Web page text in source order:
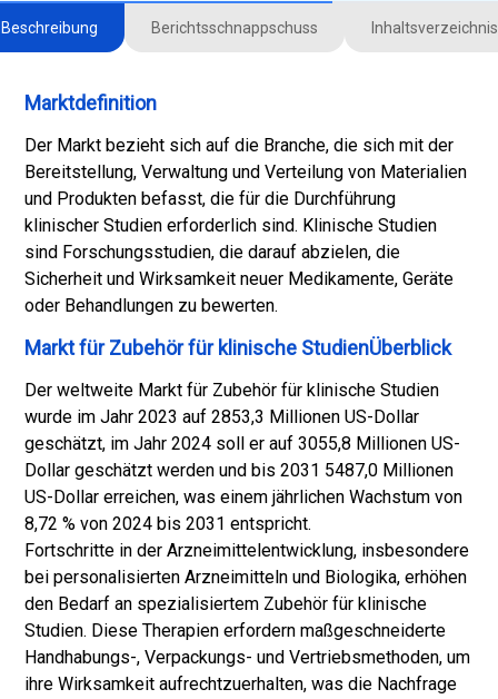
Beschreibung Berichtsschnappschuss Inhaltsverzeichnis
Marktdefinition
Der Markt bezieht sich auf die Branche, die sich mit der
Bereitstellung, Verwaltung und Verteilung von Materialien
und Produkten befasst, die für die Durchführung
klinischer Studien erforderlich sind. Klinische Studien
sind Forschungsstudien, die darauf abzielen, die
Sicherheit und Wirksamkeit neuer Medikamente, Geräte
oder Behandlungen zu bewerten.
Markt für Zubehör für klinische StudienÜberblick
Der weltweite Markt für Zubehör für klinische Studien
wurde im Jahr 2023 auf 2853,3 Millionen US-Dollar
geschätzt, im Jahr 2024 soll er auf 3055,8 Millionen US-
Dollar geschätzt werden und bis 2031 5487,0 Millionen
US-Dollar erreichen, was einem jährlichen Wachstum von
8,72 % von 2024 bis 2031 entspricht.
Fortschritte in der Arzneimittelentwicklung, insbesondere
bei personalisierten Arzneimitteln und Biologika, erhöhen
den Bedarf an spezialisiertem Zubehör für klinische
Studien. Diese Therapien erfordern maßgeschneiderte
Handhabungs-, Verpackungs- und Vertriebsmethoden, um
ihre Wirksamkeit aufrechtzuerhalten, was die Nachfrage